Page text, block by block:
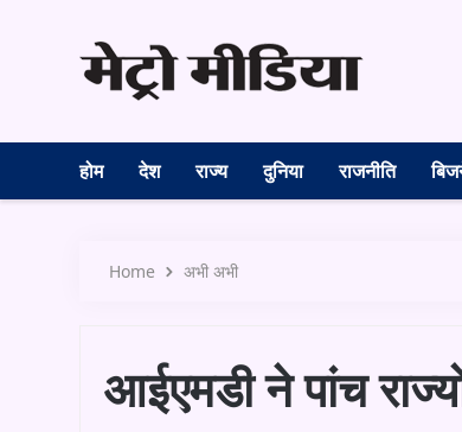
होम देश राज्य दुनिया राजनीति
Home अभी अभी
आईएमडी ने पांच